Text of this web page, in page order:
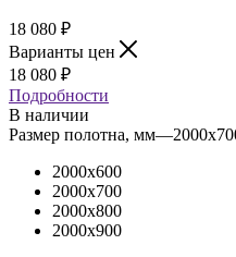
18 080 ₽
Варианты цен
18 080 ₽
Подробности
В наличии
Размер полотна, мм—
2000x600
2000x700
2000x800
2000x900